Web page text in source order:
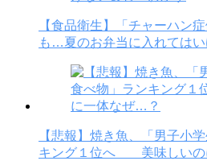
【食品衛生】「チャーハン
も…夏のお弁当に入れては
【悲報】焼き魚、「男子小
キング１位へ 美味しいの